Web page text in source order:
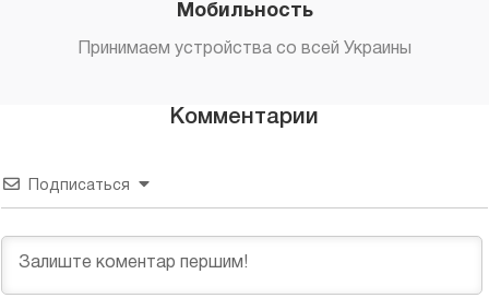
Мобильность
Принимаем устройства со всей Украины
Комментарии
Подписаться